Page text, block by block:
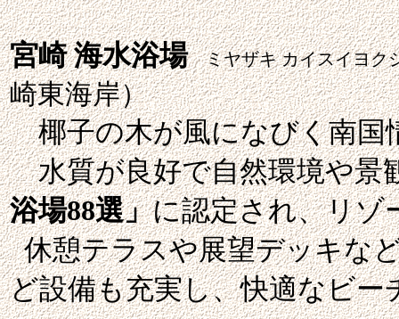
宮崎 海水浴場ミヤザキ カイスイヨク
崎東海岸）
椰子の木が風になびく南国
水質が良好で自然環境や景
浴場88選」に認定され、リゾ
休憩テラスや展望デッキな
ど設備も充実し、快適なビ